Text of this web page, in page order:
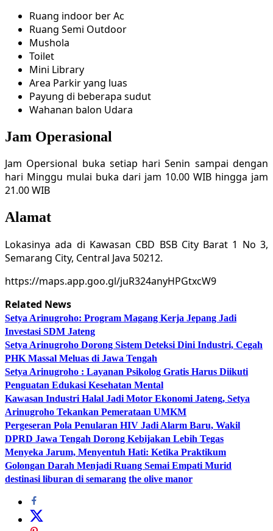
Ruang indoor ber Ac
Ruang Semi Outdoor
Mushola
Toilet
Mini Library
Area Parkir yang luas
Payung di beberapa sudut
Wahanan balon Udara
Jam Operasional
Jam Opersional buka setiap hari Senin sampai dengan
hari Minggu mulai buka dari jam 10.00 WIB hingga jam
21.00 WIB
Alamat
Lokasinya ada di Kawasan CBD BSB City Barat 1 No 3,
Semarang City, Central Java 50212.
https://maps.app.goo.gl/juR324anyHPGtxcW9
Related News
Setya Arinugroho: Program Magang Kerja Jepang Jadi
Investasi SDM Jateng
Setya Arinugroho Dorong Sistem Deteksi Dini Industri, Cegah
PHK Massal Meluas di Jawa Tengah
Setya Arinugroho : Layanan Psikolog Gratis Harus Diikuti
Penguatan Edukasi Kesehatan Mental
Kawasan Industri Halal Jadi Motor Ekonomi Jateng, Setya
Arinugroho Tekankan Pemerataan UMKM
Pergeseran Pola Penularan HIV Jadi Alarm Baru, Wakil
DPRD Jawa Tengah Dorong Kebijakan Lebih Tegas
Menyeka Jarum, Menyentuh Hati: Ketika Praktikum
Golongan Darah Menjadi Ruang Semai Empati Murid
destinasi liburan di semarang the olive manor